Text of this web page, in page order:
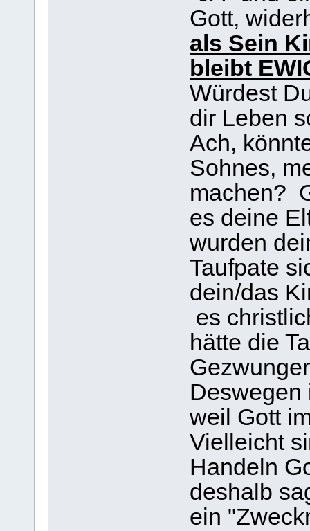
Gott,
als Sein
bleibt
Würdest
dir Leben
Ach,
Sohnes,
machen?
es deine
wurden
Taufpate
dein/das
es
hätte die
Deswegen
weil Gott
Vielleicht
Handeln
deshalb
ein